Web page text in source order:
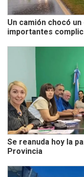
Un camión chocó
importantes
Se reanuda hoy la
Provincia